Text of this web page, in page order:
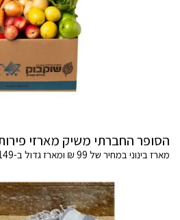
הסופר החברתי משיק מארזי
מארז בינוני במחיר של 99 ₪ ומארז גדול ב-149 ₪.